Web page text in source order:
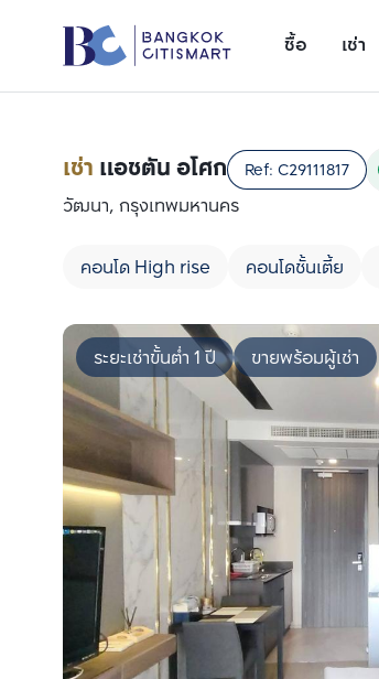
ซื้อ เช่า
เช่า แอชตัน อโศก Ref: C29111817
วัฒนา, กรุงเทพมหานคร
คอนโด High rise คอนโดชั้นเตี้ย
ระยะเช่าขั้นต่ำ 1 ปี ขายพร้อมผู้เช่า
เพิ่มยูนิตเปรียบเทียบ
รายการที่ 1